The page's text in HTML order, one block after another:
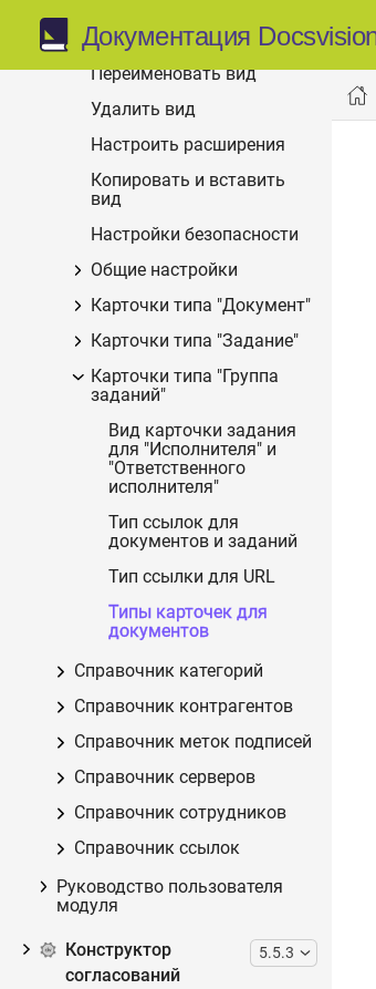
Документация
Создать новый вид
Переименовать вид
Удалить вид
Настроить расширения
Копировать и вставить
вид
Настройки безопасности
Общие настройки
Карточки типа "Документ"
Карточки типа "Задание"
Карточки типа "Группа
заданий"
Вид карточки задания
для "Исполнителя" и
"Ответственного
исполнителя"
Тип ссылок для
документов и заданий
Тип ссылки для URL
Типы карточек для
документов
Справочник категорий
Справочник контрагентов
Справочник меток подписей
Справочник серверов
Справочник сотрудников
Справочник ссылок
Руководство пользователя
модуля
Конструктор
согласований
5.5.3